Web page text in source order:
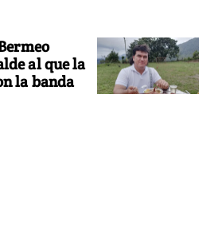
al que la
la banda